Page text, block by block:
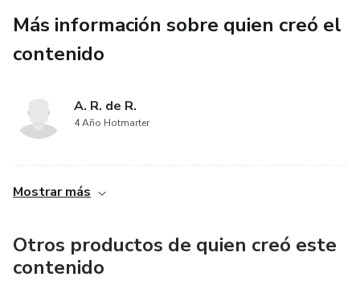
Más información sobre quien creó el
contenido
A. R. de R.
4 Año Hotmarter
Mostrar más
Otros productos de quien creó este
contenido